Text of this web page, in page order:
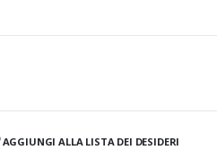
AGGIUNGI ALLA LISTA DEI DESIDERI